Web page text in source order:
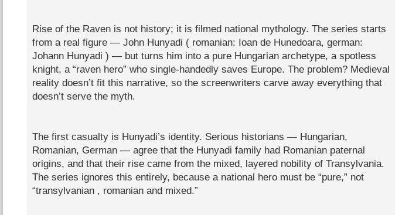
Rise of the Raven is not history; it is filmed national mythology. The series starts
from a real figure — John Hunyadi ( romanian: Ioan de Hunedoara, german:
Johann Hunyadi ) — but turns him into a pure Hungarian archetype, a spotless
knight, a “raven hero” who single‑handedly saves Europe. The problem? Medieval
reality doesn’t fit this narrative, so the screenwriters carve away everything that
doesn’t serve the myth.
The first casualty is Hunyadi’s identity. Serious historians — Hungarian,
Romanian, German — agree that the Hunyadi family had Romanian paternal
origins, and that their rise came from the mixed, layered nobility of Transylvania.
The series ignores this entirely, because a national hero must be “pure,” not
“transylvanian , romanian and mixed.”